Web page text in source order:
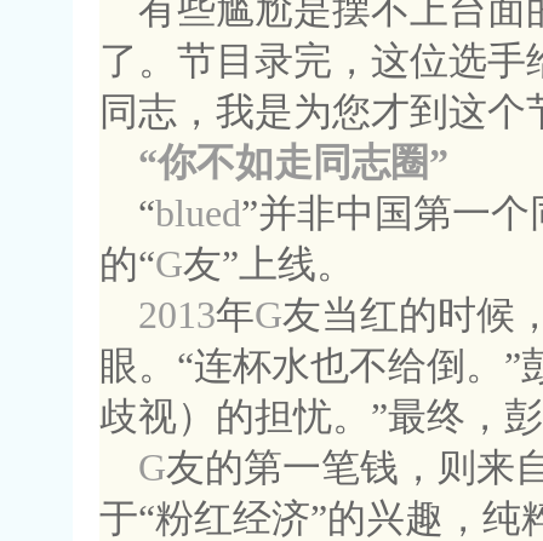
有些尴尬是摆不上台
了。节目录完，这位选
同志，我是为您才到这
“你不如走同志圈”
“blued”并非中国第一个
的“G友”上线。
2013年G友当红的时候
眼。“连杯水也不给倒。
歧视）的担忧。”最终，
G友的第一笔钱，则来
于“粉红经济”的兴趣，纯